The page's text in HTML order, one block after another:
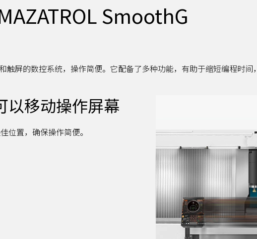
SmoothG
触屏的数控系统，操作简便。它配备了多种功能，有助于缩短编程时间
以移动操作屏幕
位置，确保操作简便。